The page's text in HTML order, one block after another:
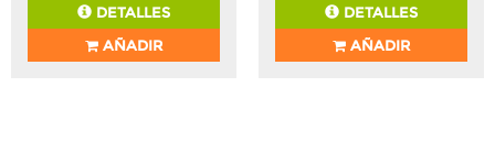
DETALLES
AÑADIR
DETALLES
AÑADIR